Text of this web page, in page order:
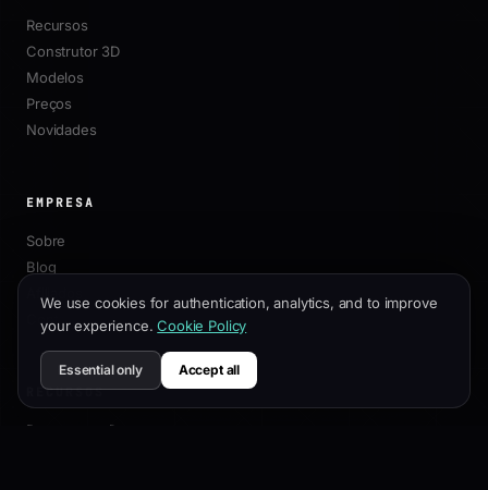
Recursos
Construtor 3D
Modelos
Preços
Novidades
EMPRESA
Sobre
Blog
Contato
RECURSOS
Documentação
We use cookies for authentication, analytics, and to improve
your experience. Cookie Policy
Essential only Accept all